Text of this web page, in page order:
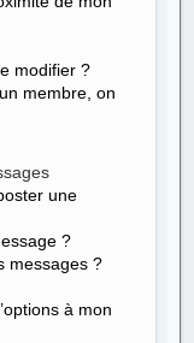
modifier ?
membre, on
une
?
messages ?
à mon